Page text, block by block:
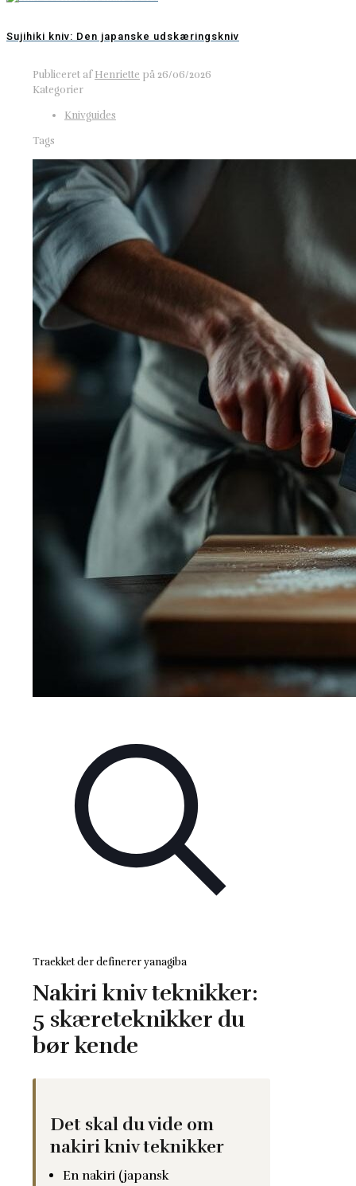
Sujihiki kniv: Den japanske udskæringskniv
Publiceret af Henriette på 26/06/2026
Kategorier
Knivguides
Tags
Traekket der definerer yanagiba
Nakiri kniv teknikker:
5 skæreteknikker du
bør kende
Det skal du vide om
nakiri kniv teknikker
En nakiri (japansk